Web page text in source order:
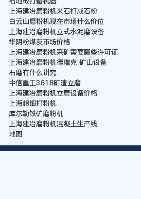
上海建冶磨粉机米石打成石粉
白云山磨粉机现在市场什么价位
上海建冶磨粉机立式水泥磨设备
华阴粉煤灰市场价格
上海建冶磨粉机采矿需要哪些许可证
上海建冶磨粉机德瑞克 矿山设备
石磨有什么讲究
中信重工3618矿渣立磨
上海建冶磨粉机立磨设备价格
上海超细打粉机
库尔勒铁矿磨粉机
上海建冶磨粉机混凝土生产线
地图